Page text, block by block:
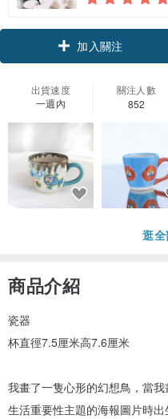
加入關注
出貨速度
一週內
關注人數
852
逛
商品介紹
瓷器
杯直徑7.5厘米高7.6厘米
我畫了一隻心形的幻想鳥，當
生活重要性主題的海報圖片時出